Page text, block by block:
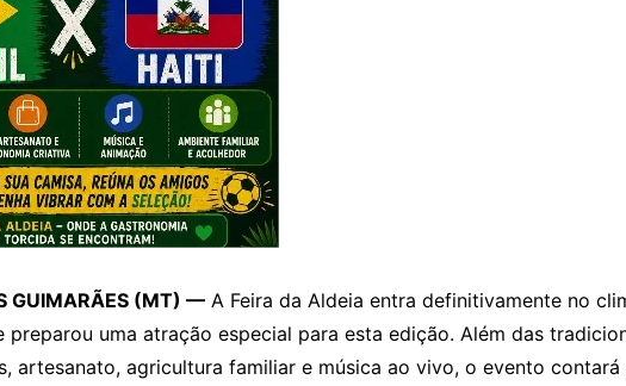
GUIMARÃES (MT) — A Feira da Aldeia entra definitivamente no
preparou uma atração especial para esta edição. Além das
artesanato, agricultura familiar e música ao vivo, o evento contará